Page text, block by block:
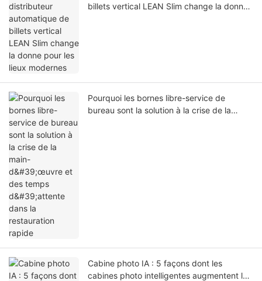
billets vertical LEAN Slim change la donne
Pourquoi les bornes libre-service de
bureau sont la solution à la crise de la
Cabine photo IA : 5 façons dont les
cabines photo intelligentes augmentent le